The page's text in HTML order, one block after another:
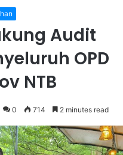
Audit
OPD
NTB
0 714 2 minutes read